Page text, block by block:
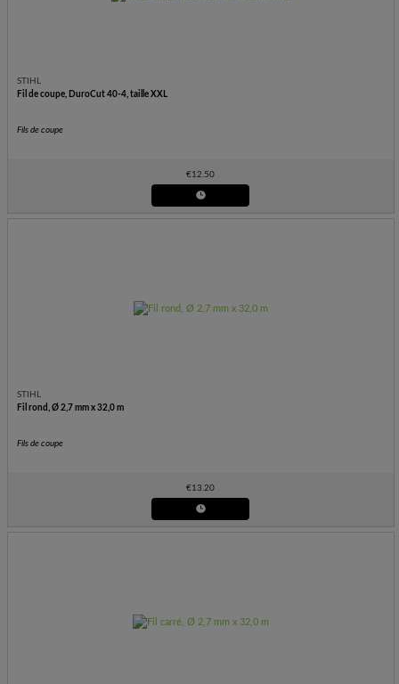
STIHL
Fil de coupe, DuroCut 40-4, taille XXL
Fils de coupe
€12.50
STIHL
Fil rond, Ø 2,7 mm x 32,0 m
Fils de coupe
€13.20